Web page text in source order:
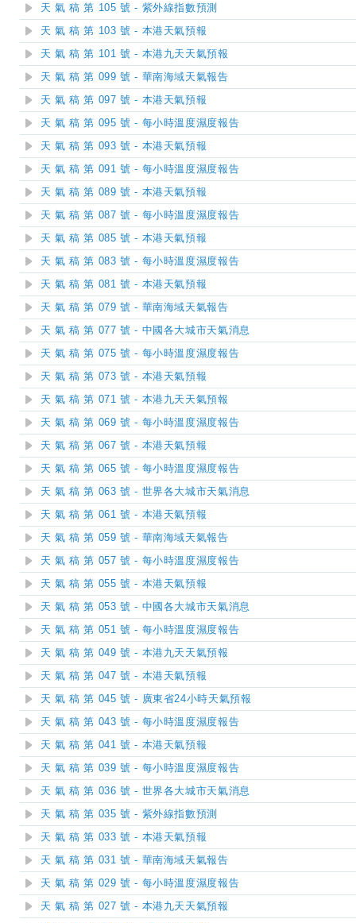
天 氣 稿 第 105 號 - 紫外線指數預測
天 氣 稿 第 103 號 - 本港天氣預報
天 氣 稿 第 101 號 - 本港九天天氣預報
天 氣 稿 第 099 號 - 華南海域天氣報告
天 氣 稿 第 097 號 - 本港天氣預報
天 氣 稿 第 095 號 - 每小時溫度濕度報告
天 氣 稿 第 093 號 - 本港天氣預報
天 氣 稿 第 091 號 - 每小時溫度濕度報告
天 氣 稿 第 089 號 - 本港天氣預報
天 氣 稿 第 087 號 - 每小時溫度濕度報告
天 氣 稿 第 085 號 - 本港天氣預報
天 氣 稿 第 083 號 - 每小時溫度濕度報告
天 氣 稿 第 081 號 - 本港天氣預報
天 氣 稿 第 079 號 - 華南海域天氣報告
天 氣 稿 第 077 號 - 中國各大城市天氣消息
天 氣 稿 第 075 號 - 每小時溫度濕度報告
天 氣 稿 第 073 號 - 本港天氣預報
天 氣 稿 第 071 號 - 本港九天天氣預報
天 氣 稿 第 069 號 - 每小時溫度濕度報告
天 氣 稿 第 067 號 - 本港天氣預報
天 氣 稿 第 065 號 - 每小時溫度濕度報告
天 氣 稿 第 063 號 - 世界各大城市天氣消息
天 氣 稿 第 061 號 - 本港天氣預報
天 氣 稿 第 059 號 - 華南海域天氣報告
天 氣 稿 第 057 號 - 每小時溫度濕度報告
天 氣 稿 第 055 號 - 本港天氣預報
天 氣 稿 第 053 號 - 中國各大城市天氣消息
天 氣 稿 第 051 號 - 每小時溫度濕度報告
天 氣 稿 第 049 號 - 本港九天天氣預報
天 氣 稿 第 047 號 - 本港天氣預報
天 氣 稿 第 045 號 - 廣東省24小時天氣預報
天 氣 稿 第 043 號 - 每小時溫度濕度報告
天 氣 稿 第 041 號 - 本港天氣預報
天 氣 稿 第 039 號 - 每小時溫度濕度報告
天 氣 稿 第 036 號 - 世界各大城市天氣消息
天 氣 稿 第 035 號 - 紫外線指數預測
天 氣 稿 第 033 號 - 本港天氣預報
天 氣 稿 第 031 號 - 華南海域天氣報告
天 氣 稿 第 029 號 - 每小時溫度濕度報告
天 氣 稿 第 027 號 - 本港九天天氣預報